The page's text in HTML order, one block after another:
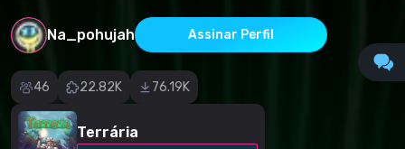
Na_pohujah Assinar Perfil
46 22.82K 76.19K
Terrária